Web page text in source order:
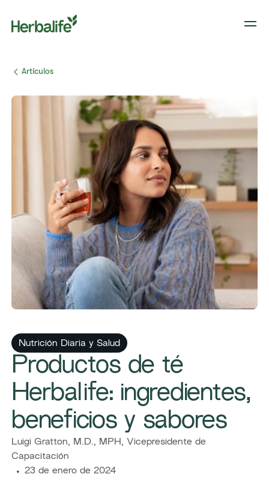
​​Artículos​
Nutrición Diaria y Salud
Productos de té
Herbalife: ingredientes,
beneficios y sabores
Luigi Gratton, M.D., MPH, Vicepresidente de
Capacitación
23 de enero de 2024